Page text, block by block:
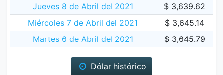
Jueves 8 de Abril del 2021
$ 3,639.62
Miércoles 7 de Abril del 2021
$ 3,645.14
Martes 6 de Abril del 2021
$ 3,645.79
Dólar histórico